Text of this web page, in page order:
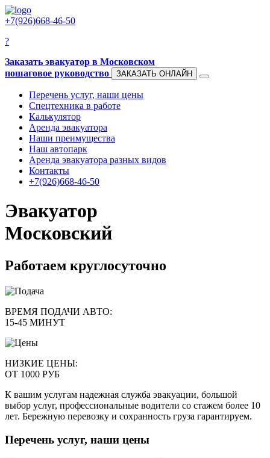
+7(926)668-46-50
?
Заказать эвакуатор в Московском
пошаговое руководство
ЗАКАЗАТЬ ОНЛАЙН
Перечень услуг, наши цены
Спецтехника в работе
Калькулятор
Аренда эвакуатора
Наши преимущества
Наш автопарк
Аренда эвакуатора разных видов
Контакты
+7(926)668-46-50
Эвакуатор
Московский
Работаем круглосуточно
ВРЕМЯ ПОДАЧИ АВТО:
15-45 МИНУТ
НИЗКИЕ ЦЕНЫ:
ОТ 1000 РУБ
К вашим услугам надежная служба эвакуации, большой
выбор услуг, профессиональные водители со стажем более 10
лет. Бережную перевозку и сохранность груза гарантируем.
Перечень услуг, наши цены